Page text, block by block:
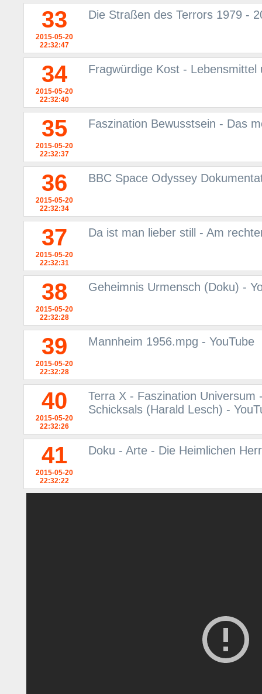
33
2015-05-20
22:32:47
Die Straßen des Terrors 1979 -
34
2015-05-20
22:32:40
Fragwürdige Kost -
35
2015-05-20
22:32:37
Faszination Bewusstsein - Das
36
2015-05-20
22:32:34
BBC Space Odyssey
37
2015-05-20
22:32:31
Da ist man lieber still - Am
38
2015-05-20
22:32:28
Geheimnis Urmensch (Doku) -
39
2015-05-20
22:32:28
Mannheim 1956.mpg - YouTube
40
2015-05-20
22:32:26
Terra X - Faszination
Schicksals (Harald Lesch) -
41
2015-05-20
22:32:22
Doku - Arte - Die Heimlichen